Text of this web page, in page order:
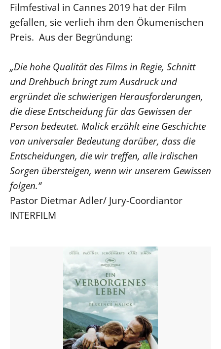
Filmfestival in Cannes 2019 hat der Film
gefallen, sie verlieh ihm den Ökumenischen
Preis. Aus der Begründung:
„Die hohe Qualität des Films in Regie, Schnitt
und Drehbuch bringt zum Ausdruck und
ergründet die schwierigen Herausforderungen,
die diese Entscheidung für das Gewissen der
Person bedeutet. Malick erzählt eine Geschichte
von universaler Bedeutung darüber, dass die
Entscheidungen, die wir treffen, alle irdischen
Sorgen übersteigen, wenn wir unserem Gewissen
folgen.“
Pastor Dietmar Adler/ Jury-Coordiantor
INTERFILM